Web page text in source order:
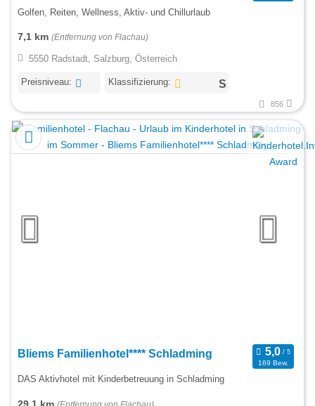
Golfen, Reiten, Wellness, Aktiv- und Chillurlaub
7,1 km (Entfernung von Flachau)
5550 Radstadt, Salzburg, Österreich
Preisniveau: Klassifizierung:
856
Bliems Familienhotel**** Schladming
169 Bew.
DAS Aktivhotel mit Kinderbetreuung in Schladming
29,1 km (Entfernung von Flachau)